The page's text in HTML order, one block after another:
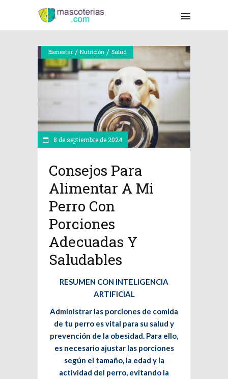
Bienestar / Nutrición / Salud
8 de septiembre de 2024
Consejos Para
Alimentar A Mi
Perro Con
Porciones
Adecuadas Y
Saludables
RESUMEN CON INTELIGENCIA
ARTIFICIAL
Administrar las porciones de comida
de tu perro es vital para su salud y
prevención de la obesidad. Para ello,
es necesario ajustar las porciones
según el tamaño, la edad y la
actividad del perro, evitando la